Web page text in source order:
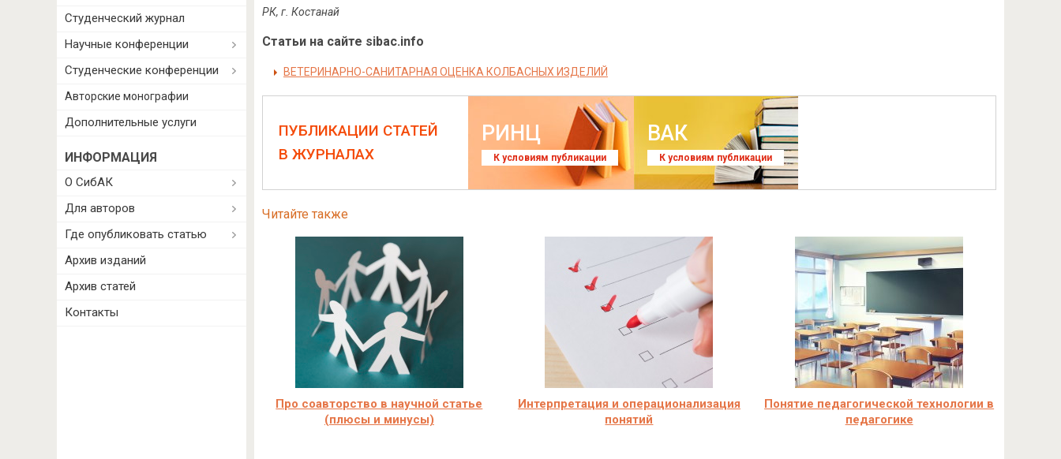
РК, г. Костанай
Статьи на сайте sibac.info
ВЕТЕРИНАРНО-САНИТАРНАЯ ОЦЕНКА КОЛБАСНЫХ ИЗДЕЛИЙ
ПУБЛИКАЦИИ СТАТЕЙ
В ЖУРНАЛАХ
РИНЦ
К условиям публикации
ВАК
К условиям публикации
Читайте также
Про соавторство в научной статье
(плюсы и минусы)
Интерпретация и операционализация
понятий
Понятие педагогической технологии в
педагогике
Студенческий журнал
Научные конференции
Студенческие конференции
Авторские монографии
Дополнительные услуги
ИНФОРМАЦИЯ
О СибАК
Для авторов
Где опубликовать статью
Архив изданий
Архив статей
Контакты